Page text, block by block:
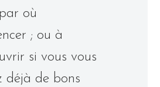
où
; ou à
si vous vous
déjà de bons